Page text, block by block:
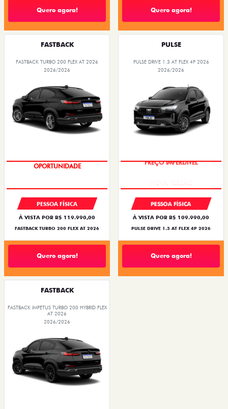
Quero agora! Quero agora!
FASTBACK
FASTBACK TURBO 200 FLEX AT 2026
2026/2026
OPORTUNIDADE
PESSOA FÍSICA
À VISTA POR R$ 119.990,00
FASTBACK TURBO 200 FLEX AT 2026
Quero agora!
PULSE
PULSE DRIVE 1.3 AT FLEX 4P 2026
2026/2026
PREÇO IMPERDÍVEL
PESSOA FÍSICA
À VISTA POR R$ 109.990,00
PULSE DRIVE 1.3 AT FLEX 4P 2026
Quero agora!
FASTBACK
FASTBACK IMPETUS TURBO 200 HYBRID FLEX
AT 2026
2026/2026